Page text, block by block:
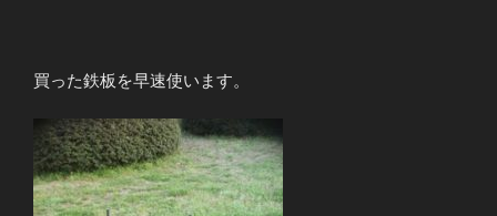
買った鉄板を早速使います。